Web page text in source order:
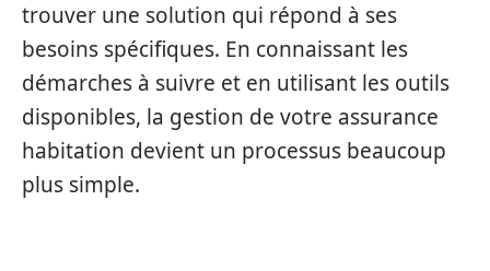
trouver une solution qui répond à ses
besoins spécifiques. En connaissant les
démarches à suivre et en utilisant les outils
disponibles, la gestion de votre assurance
habitation devient un processus beaucoup
plus simple.